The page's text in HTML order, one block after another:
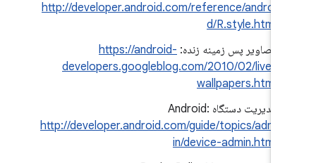
http://developer.android.com/reference/androi
d/R.style.html
تصاویر پس زمینه زنده:https://android-
developers.googleblog.com/2010/02/live-
wallpapers.html
مدیریت دستگاه Android:
http://developer.android.com/guide/topics/adm
in/device-admin.html